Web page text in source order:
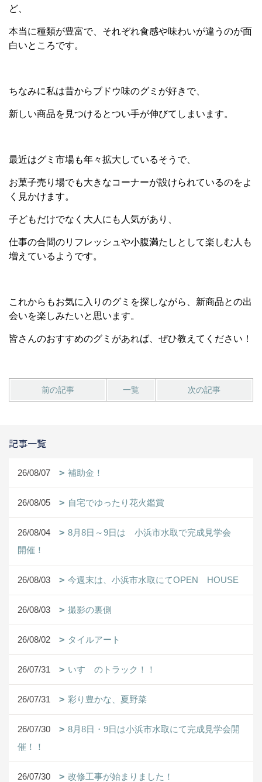
ど、
本当に種類が豊富で、それぞれ食感や味わいが違うのが面
白いところです。
ちなみに私は昔からブドウ味のグミが好きで、
新しい商品を見つけるとつい手が伸びてしまいます。
最近はグミ市場も年々拡大しているそうで、
お菓子売り場でも大きなコーナーが設けられているのをよ
く見かけます。
子どもだけでなく大人にも人気があり、
仕事の合間のリフレッシュや小腹満たしとして楽しむ人も
増えているようです。
これからもお気に入りのグミを探しながら、新商品との出
会いを楽しみたいと思います。
皆さんのおすすめのグミがあれば、ぜひ教えてください！
前の記事 一覧 次の記事
記事一覧
26/08/07 補助金！
26/08/05 自宅でゆったり花火鑑賞
26/08/04
8月8日～9日は 小浜市水取で完成見学会
開催！
26/08/03 今週末は、小浜市水取にてOPEN HOUSE
26/08/03 撮影の裏側
26/08/02 タイルアート
26/07/31 いすゞのトラック！！
26/07/31 彩り豊かな、夏野菜
26/07/30
8月8日・9日は小浜市水取にて完成見学会開
催！！
26/07/30 改修工事が始まりました！